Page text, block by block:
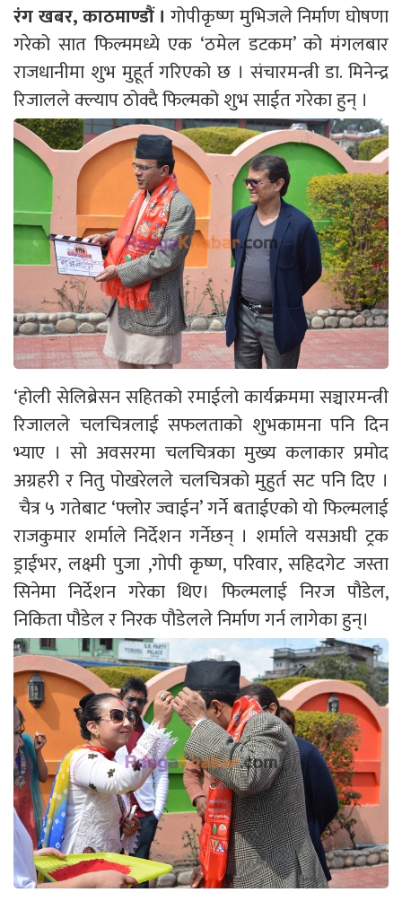
रंग खबर, काठमाण्डौं । गोपीकृष्ण मुभिजले निर्माण घोषणा
गरेको सात फिल्ममध्ये एक ‘ठमेल डटकम’ को मंगलबार
राजधानीमा शुभ मुहूर्त गरिएको छ । संचारमन्त्री डा. मिनेन्द्र
रिजालले क्ल्याप ठोक्दै फिल्मको शुभ साईत गरेका हुन् ।
‘होली सेलिब्रेसन सहितको रमाईलो कार्यक्रममा सञ्चारमन्त्री
रिजालले चलचित्रलाई सफलताको शुभकामना पनि दिन
भ्याए । सो अवसरमा चलचित्रका मुख्य कलाकार प्रमोद
अग्रहरी र नितु पोखरेलले चलचित्रको मुहुर्त सट पनि दिए ।
चैत्र ५ गतेबाट ‘फ्लोर ज्वाईन’ गर्ने बताईएको यो फिल्मलाई
राजकुमार शर्माले निर्देशन गर्नेछन् । शर्माले यसअघी ट्रक
ड्राईभर, लक्ष्मी पुजा ,गोपी कृष्ण, परिवार, सहिदगेट जस्ता
सिनेमा निर्देशन गरेका थिए। फिल्मलाई निरज पौडेल,
निकिता पौडेल र निरक पौडेलले निर्माण गर्न लागेका हुन्।